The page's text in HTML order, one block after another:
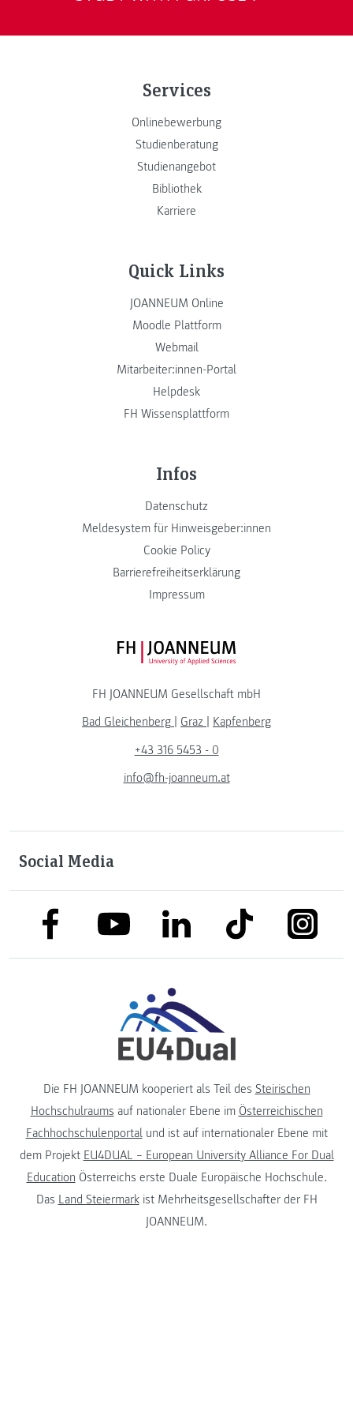
Services
Onlinebewerbung
Studienberatung
Studienangebot
Bibliothek
Karriere
Quick Links
JOANNEUM Online
Moodle Plattform
Webmail
Mitarbeiter:innen-Portal
Helpdesk
FH Wissensplattform
Infos
Datenschutz
Meldesystem für Hinweisgeber:innen
Cookie Policy
Barrierefreiheitserklärung
Impressum
FH JOANNEUM Logo
FH JOANNEUM Gesellschaft mbH
Bad Gleichenberg
Graz
Kapfenberg
+43 316 5453 - 0
info@fh-joanneum.at
Social Media
link to facebooklink to youtubelink to linkedinlink to tiktok
Die FH JOANNEUM kooperiert als Teil des Steirischen
Hochschulraums auf nationaler Ebene im Österreichischen
Fachhochschulenportalund ist auf internationaler Ebene mit
dem Projekt EU4DUAL – European University Alliance For Dual
Education Österreichs erste Duale Europäische Hochschule.
Das Land Steiermarkist Mehrheitsgesellschafter der FH
JOANNEUM.